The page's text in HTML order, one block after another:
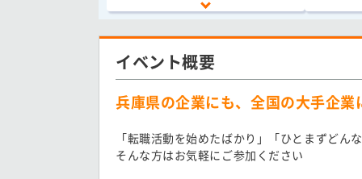
イベント概要
兵庫県の企業にも、全国の大手企
「転職活動を始めたばかり」「ひとまずど
そんな方はお気軽にご参加ください